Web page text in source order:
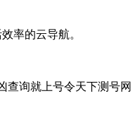
率的云导航。
询就上号令天下测号